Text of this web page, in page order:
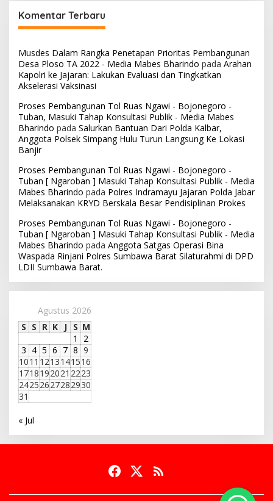
Komentar Terbaru
Musdes Dalam Rangka Penetapan Prioritas Pembangunan
Desa Ploso TA 2022 - Media Mabes Bharindo pada Arahan
Kapolri ke Jajaran: Lakukan Evaluasi dan Tingkatkan
Akselerasi Vaksinasi
Proses Pembangunan Tol Ruas Ngawi - Bojonegoro -
Tuban, Masuki Tahap Konsultasi Publik - Media Mabes
Bharindo pada Salurkan Bantuan Dari Polda Kalbar,
Anggota Polsek Simpang Hulu Turun Langsung Ke Lokasi
Banjir
Proses Pembangunan Tol Ruas Ngawi - Bojonegoro -
Tuban [ Ngaroban ] Masuki Tahap Konsultasi Publik - Media
Mabes Bharindo pada Polres Indramayu Jajaran Polda Jabar
Melaksanakan KRYD Berskala Besar Pendisiplinan Prokes
Proses Pembangunan Tol Ruas Ngawi - Bojonegoro -
Tuban [ Ngaroban ] Masuki Tahap Konsultasi Publik - Media
Mabes Bharindo pada Anggota Satgas Operasi Bina
Waspada Rinjani Polres Sumbawa Barat Silaturahmi di DPD
LDII Sumbawa Barat.
Agustus 2026
S S R K J S M
1
2
3 4 5 6 7 8 9
1011 1213141516
1718192021 2223
24252627282930
31
« Jul